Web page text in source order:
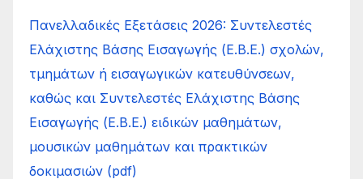
Πανελλαδικές Εξετάσεις 2026: Συντελεστές
Ελάχιστης Βάσης Εισαγωγής (Ε.Β.Ε.) σχολών,
τμημάτων ή εισαγωγικών κατευθύνσεων,
καθώς και Συντελεστές Ελάχιστης Βάσης
Εισαγωγής (Ε.Β.Ε.) ειδικών μαθημάτων,
μουσικών μαθημάτων και πρακτικών
δοκιμασιών (pdf)